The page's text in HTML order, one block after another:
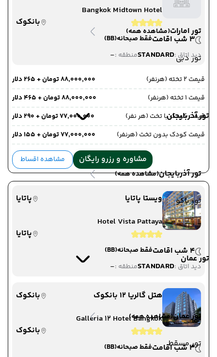
تور امارات(مشاهده همه)
تور دبی
تور آذربایجان
تور آذربایجان(مشاهده همه)
تور باکو
تور عمان
تور عمان(مشاهده همه)
تور مسقط
Bangkok Midtown Hotel
بانکوک
3 شب اقامت
فقط صبحانه(BB)
دید اتاق :STANDARDمنطقه :-
قیمت 2 تخته (هرنفر)
۸۸٬۰۰۰٬۰۰۰ تومان + ۲۶۵ دلار
قیمت 1 تخته (هرنفر)
۸۸٬۰۰۰٬۰۰۰ تومان + ۴۶۵ دلار
قیمت کودک با تخت (هر نفر)
۷۷٬۰۰۰٬۰۰۰ تومان + ۲۹۰ دلار
قیمت کودک بدون تخت (هرنفر)
۷۷٬۰۰۰٬۰۰۰ تومان + ۱۵۵ دلار
مشاوره و رزرو رایگان مشاهده اقساط
ویستا پاتایا
پاتایا
Hotel Vista Pattaya
پاتایا
4 شب اقامت
فقط صبحانه(BB)
دید اتاق :STANDARDمنطقه :-
هتل گالریا 12 بانکوک
بانکوک
Galleria 12 Hotel Bangkok
بانکوک
3 شب اقامت
فقط صبحانه(BB)